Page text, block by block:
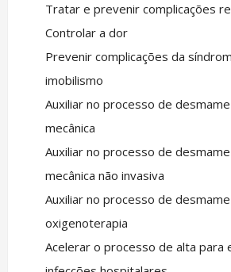
Tratar e prevenir complicações
Controlar a dor
Prevenir complicações da
imobilismo
Auxiliar no processo de
mecânica
Auxiliar no processo de
mecânica não invasiva
Auxiliar no processo de
oxigenoterapia
Acelerar o processo de alta para